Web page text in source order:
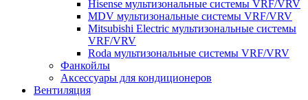
Hisense мультизональные системы VRF/VRV
MDV мультизональные системы VRF/VRV
Mitsubishi Electric мультизональные системы
VRF/VRV
Roda мультизональные системы VRF/VRV
Фанкойлы
Аксессуары для кондиционеров
Вентиляция